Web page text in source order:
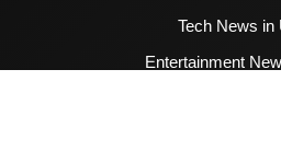
Tech News in
Entertainment